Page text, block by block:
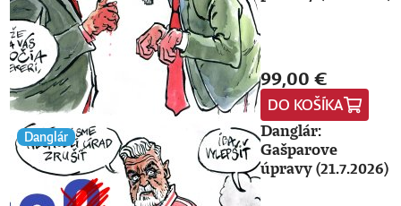
99,00 €
DO KOŠÍKA
Danglár
Danglár:
Gašparove
úpravy (21.7.2026)